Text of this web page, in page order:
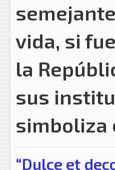
vida, si
la
sus
simboliza
“Dulce et